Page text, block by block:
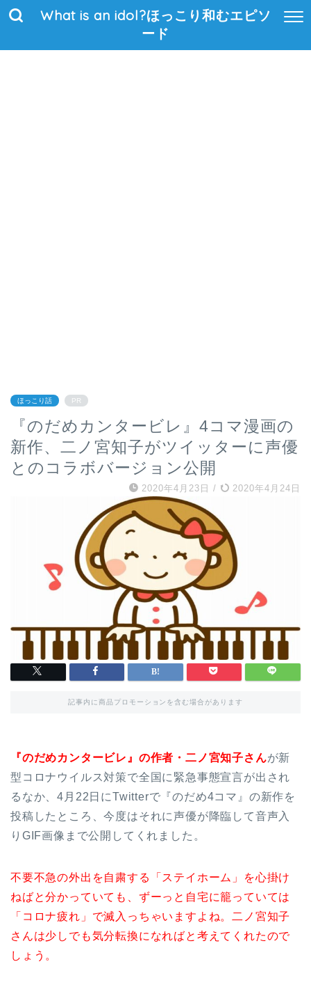
What is an idol?ほっこり和むエピソ
ード
ほっこり話 PR
『のだめカンタービレ』4コマ漫画の
新作、二ノ宮知子がツイッターに声優
とのコラボバージョン公開
2020年4月23日 / 2020年4月24日
記事内に商品プロモーションを含む場合があります
『のだめカンタービレ』の作者・二ノ宮知子さんが新
型コロナウイルス対策で全国に緊急事態宣言が出され
るなか、4月22日にTwitterで『のだめ4コマ』の新作を
投稿したところ、今度はそれに声優が降臨して音声入
りGIF画像まで公開してくれました。
不要不急の外出を自粛する「ステイホーム」を心掛け
ねばと分かっていても、ずーっと自宅に籠っていては
「コロナ疲れ」で滅入っちゃいますよね。二ノ宮知子
さんは少しでも気分転換になればと考えてくれたので
しょう。